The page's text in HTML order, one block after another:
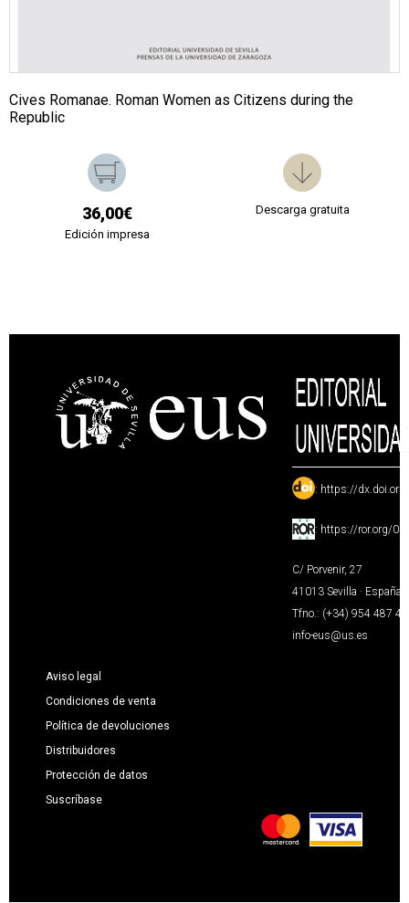
Cives Romanae. Roman Women as Citizens during the
Republic
36,00€
Edición impresa
Descarga gratuita
: https://
: https://ror.org/
C/ Porvenir, 27
41013 Sevilla · España
Tfno.: (+34) 954 487
info-eus@us.es
Aviso legal
Condiciones de venta
Política de devoluciones
Distribuidores
Protección de datos
Suscríbase